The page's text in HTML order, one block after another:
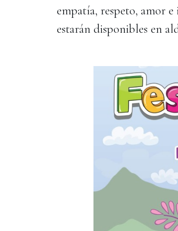
empatía, respeto, amor
estarán disponibles en